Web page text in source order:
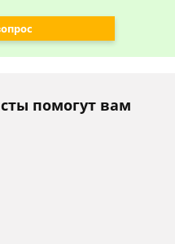
помогут вам